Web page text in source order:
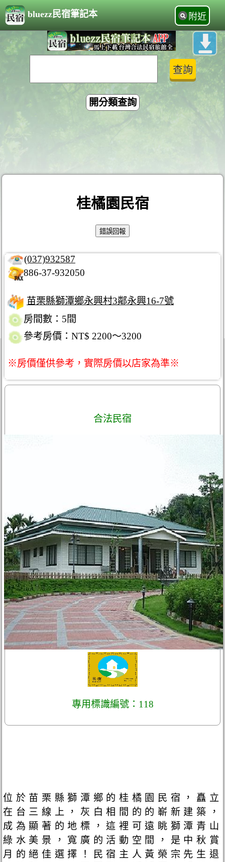
bluezz民宿筆記本 附近
開分類查詢
桂橘園民宿
(037)932587
886-37-932050
苗栗縣獅潭鄉永興村3鄰永興16-7號
房間數：5間
參考房價：NT$ 2200～3200
※房價僅供參考，實際房價以店家為準※
合法民宿
專用標識編號：118
位於苗栗縣獅潭鄉的桂橘園民宿，矗立
在台三線上，灰白相間的的嶄新建築，
成為顯著的地標，這裡可遠眺獅潭青山
綠水美景，寬廣的活動空間，是中秋賞
月的絕佳選擇！民宿主人黃榮宗先生退